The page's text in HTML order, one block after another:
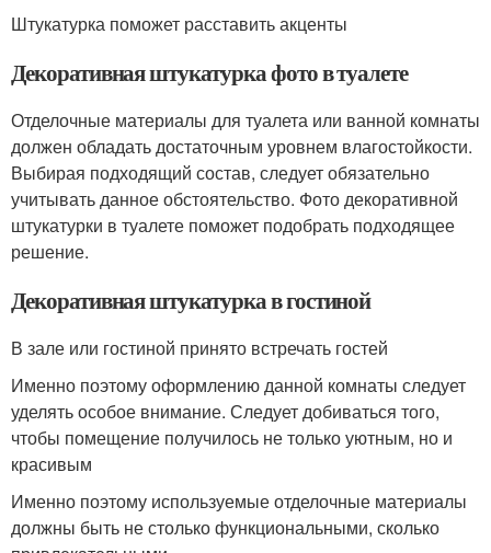
Штукатурка поможет расставить акценты
Декоративная штукатурка фото в туалете
Отделочные материалы для туалета или ванной комнаты
должен обладать достаточным уровнем влагостойкости.
Выбирая подходящий состав, следует обязательно
учитывать данное обстоятельство. Фото декоративной
штукатурки в туалете поможет подобрать подходящее
решение.
Декоративная штукатурка в гостиной
В зале или гостиной принято встречать гостей
Именно поэтому оформлению данной комнаты следует
уделять особое внимание. Следует добиваться того,
чтобы помещение получилось не только уютным, но и
красивым
Именно поэтому используемые отделочные материалы
должны быть не столько функциональными, сколько